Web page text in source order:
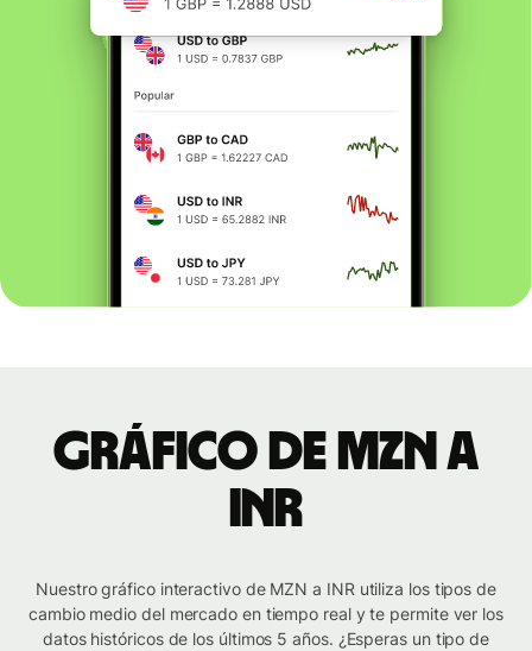
Gráfico de MZN a
INR
Nuestro gráfico interactivo de MZN a INR utiliza los tipos de
cambio medio del mercado en tiempo real y te permite ver los
datos históricos de los últimos 5 años. ¿Esperas un tipo de